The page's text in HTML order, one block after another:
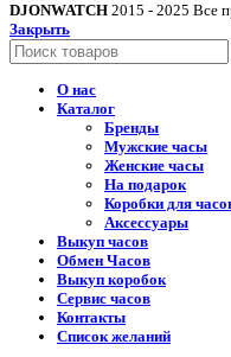
DJONWATCH 2015 - 2025 Все
Закрыть
О нас
Каталог
Бренды
Мужские часы
Женские часы
На подарок
Коробки для
Аксессуары
Выкуп часов
Обмен Часов
Выкуп коробок
Сервис часов
Контакты
Список желаний